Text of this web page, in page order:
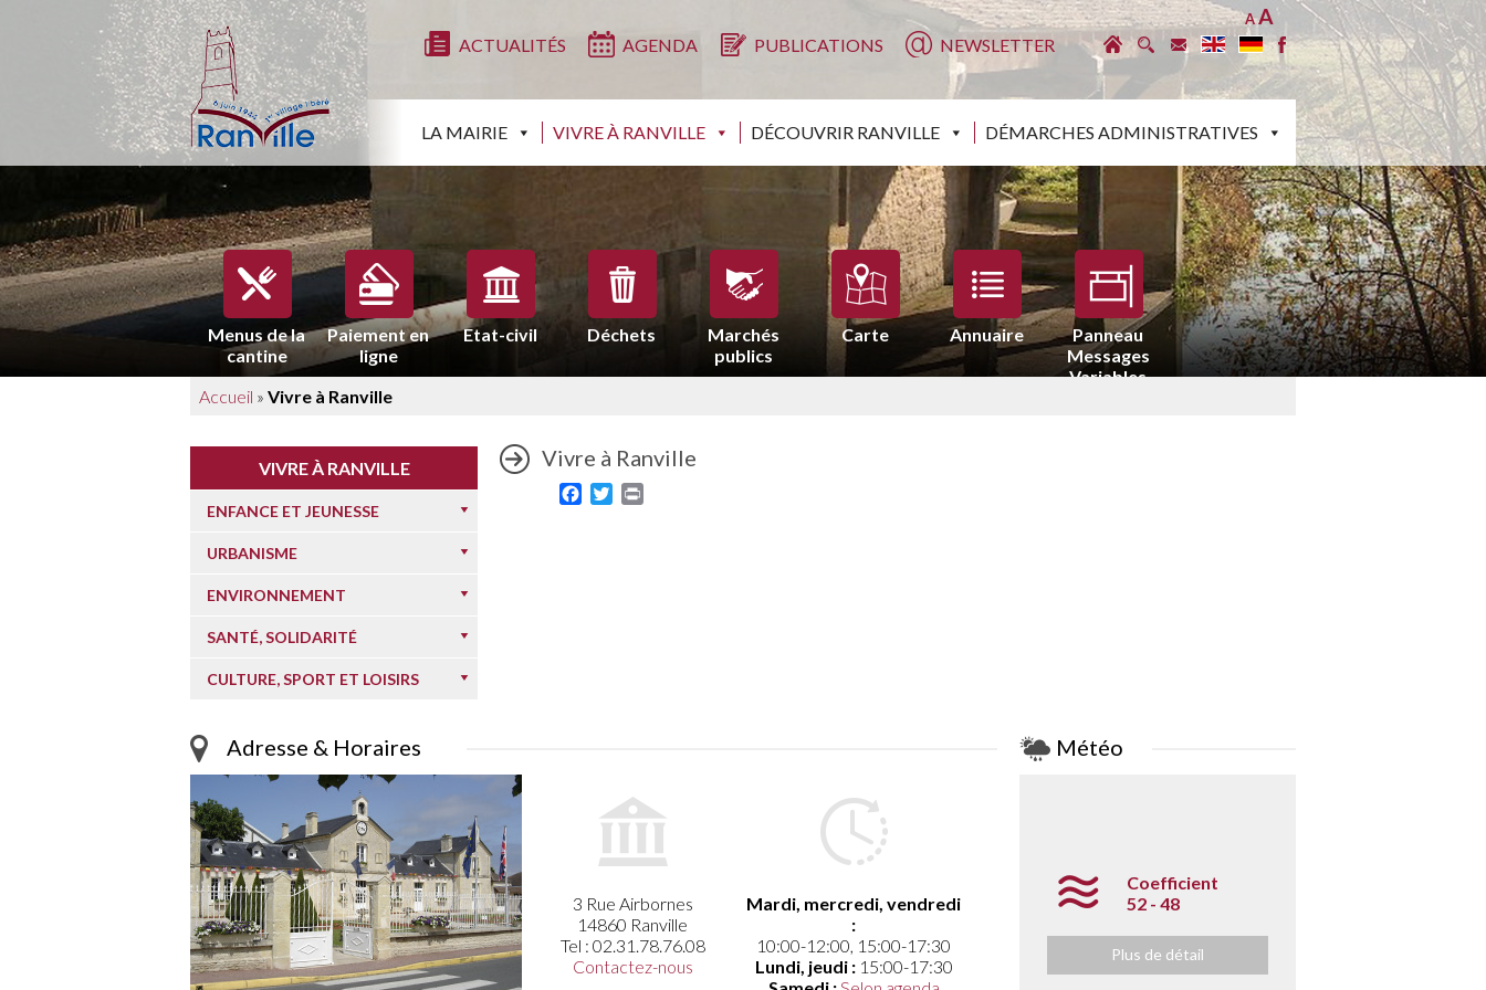
ACTUALITÉS AGENDA PUBLICATIONS NEWSLETTER
AA
LA MAIRIE VIVRE À RANVILLE DÉCOUVRIR RANVILLE DÉMARCHES ADMINISTRATIVES
Menus de la
cantine
Paiement en
ligne
Etat-civil Déchets
Marchés
publics
Carte Annuaire
Panneau
Messages
Variables
Accueil » Vivre à Ranville
VIVRE À RANVILLE
ENFANCE ET JEUNESSE
URBANISME
ENVIRONNEMENT
SANTÉ, SOLIDARITÉ
CULTURE, SPORT ET LOISIRS
Vivre à Ranville
Facebook
Twitter
Adresse & Horaires
3 Rue Airbornes
14860 Ranville
Tel : 02.31.78.76.08
Contactez-nous
Mardi, mercredi, vendredi
:
10:00-12:00, 15:00-17:30
Lundi, jeudi :15:00-17:30
Météo
Coefficient
52 - 48
Plus de détail